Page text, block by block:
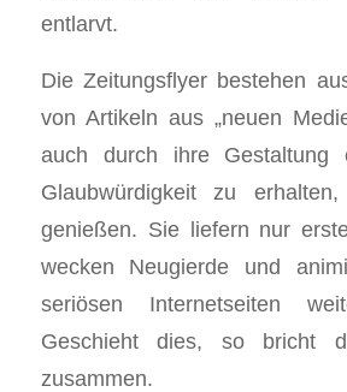
entlarvt.
Die Zeitungsflyer bestehen
von Artikeln aus „neuen
auch durch ihre Gestaltung
Glaubwürdigkeit zu
genießen. Sie liefern nur
wecken Neugierde und
seriösen Internetseiten
Geschieht dies, so bricht
zusammen.